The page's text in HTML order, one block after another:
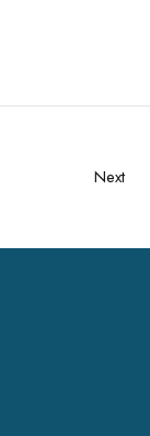
Next